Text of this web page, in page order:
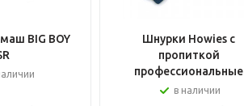
BIG BOY
Шнурки Howies с
пропиткой
профессиональные
в наличии